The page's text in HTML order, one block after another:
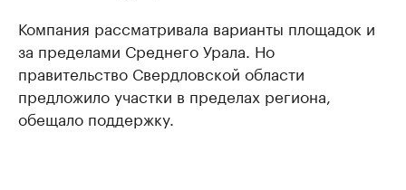
Компания рассматривала варианты площадок и
за пределами Среднего Урала. Но
правительство Свердловской области
предложило участки в пределах региона,
обещало поддержку.